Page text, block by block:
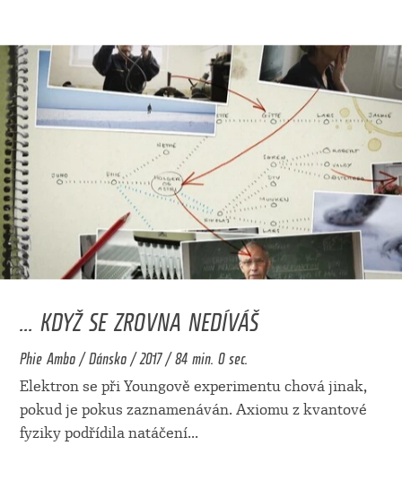
... KDYŽ SE ZROVNA NEDÍVÁŠ
Phie Ambo / Dánsko / 2017 / 84 min. 0 sec.
Elektron se při Youngově experimentu chová jinak,
pokud je pokus zaznamenáván. Axiomu z kvantové
fyziky podřídila natáčení...